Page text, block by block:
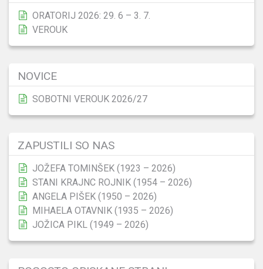
ORATORIJ 2026: 29. 6 – 3. 7.
VEROUK
NOVICE
SOBOTNI VEROUK 2026/27
ZAPUSTILI SO NAS
JOŽEFA TOMINŠEK (1923 – 2026)
STANI KRAJNC ROJNIK (1954 – 2026)
ANGELA PIŠEK (1950 – 2026)
MIHAELA OTAVNIK (1935 – 2026)
JOŽICA PIKL (1949 – 2026)